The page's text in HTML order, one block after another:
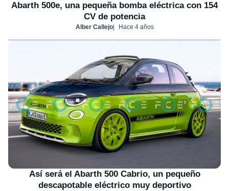
Abarth 500e, una pequeña bomba eléctrica con 154
CV de potencia
Alber Callejo Hace 4 años
Así será el Abarth 500 Cabrio, un pequeño
descapotable eléctrico muy deportivo